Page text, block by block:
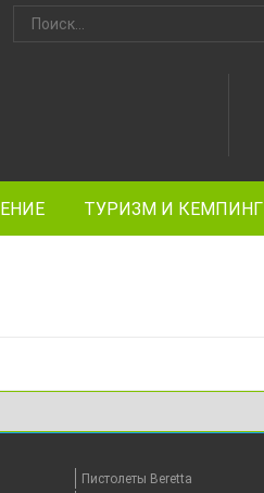
ТУРИЗМ И КЕМПИНГ
Пистолеты Beretta